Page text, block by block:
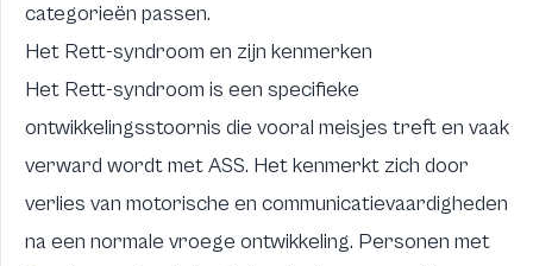
categorieën passen.
Het Rett-syndroom en zijn kenmerken
Het Rett-syndroom is een specifieke
ontwikkelingsstoornis die vooral meisjes treft en vaak
verward wordt met ASS. Het kenmerkt zich door
verlies van motorische en communicatievaardigheden
na een normale vroege ontwikkeling. Personen met